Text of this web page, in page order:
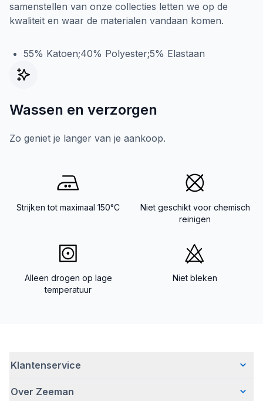
samenstellen van onze collecties letten we op de
kwaliteit en waar de materialen vandaan komen.
55% Katoen;40% Polyester;5% Elastaan
Wassen en verzorgen
Zo geniet je langer van je aankoop.
Strijken tot maximaal 150°C
Niet geschikt voor chemisch
reinigen
Alleen drogen op lage
temperatuur
Niet bleken
Klantenservice
Veelgestelde vragen
Over Zeeman